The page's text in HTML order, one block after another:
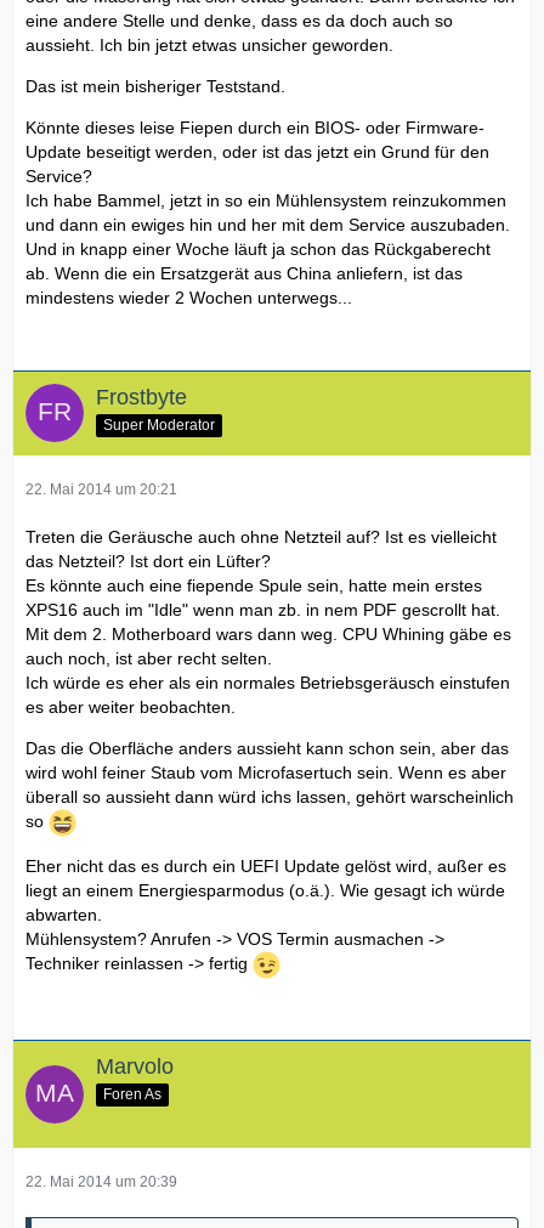
eine andere Stelle und denke, dass es da doch auch so
aussieht. Ich bin jetzt etwas unsicher geworden.
Das ist mein bisheriger Teststand.
Könnte dieses leise Fiepen durch ein BIOS- oder Firmware-
Update beseitigt werden, oder ist das jetzt ein Grund für den
Service?
Ich habe Bammel, jetzt in so ein Mühlensystem reinzukommen
und dann ein ewiges hin und her mit dem Service auszubaden.
Und in knapp einer Woche läuft ja schon das Rückgaberecht
ab. Wenn die ein Ersatzgerät aus China anliefern, ist das
mindestens wieder 2 Wochen unterwegs...
Frostbyte
Super Moderator
22. Mai 2014 um 20:21
Treten die Geräusche auch ohne Netzteil auf? Ist es vielleicht
das Netzteil? Ist dort ein Lüfter?
Es könnte auch eine fiepende Spule sein, hatte mein erstes
XPS16 auch im "Idle" wenn man zb. in nem PDF gescrollt hat.
Mit dem 2. Motherboard wars dann weg. CPU Whining gäbe es
auch noch, ist aber recht selten.
Ich würde es eher als ein normales Betriebsgeräusch einstufen
es aber weiter beobachten.
Das die Oberfläche anders aussieht kann schon sein, aber das
wird wohl feiner Staub vom Microfasertuch sein. Wenn es aber
überall so aussieht dann würd ichs lassen, gehört warscheinlich
so
Eher nicht das es durch ein UEFI Update gelöst wird, außer es
liegt an einem Energiesparmodus (o.ä.). Wie gesagt ich würde
abwarten.
Mühlensystem? Anrufen -> VOS Termin ausmachen ->
Techniker reinlassen -> fertig
Marvolo
Foren As
22. Mai 2014 um 20:39